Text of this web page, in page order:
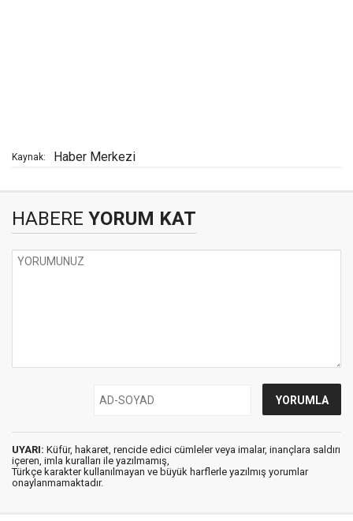
Kaynak: Haber Merkezi
HABERE YORUM KAT
UYARI: Küfür, hakaret, rencide edici cümleler veya imalar, inançlara saldırı
içeren, imla kuralları ile yazılmamış,
Türkçe karakter kullanılmayan ve büyük harflerle yazılmış yorumlar
onaylanmamaktadır.